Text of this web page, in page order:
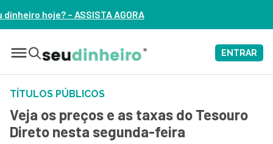
ENTRAR
TÍTULOS PÚBLICOS
Veja os preços e as taxas do Tesouro
Direto nesta segunda-feira